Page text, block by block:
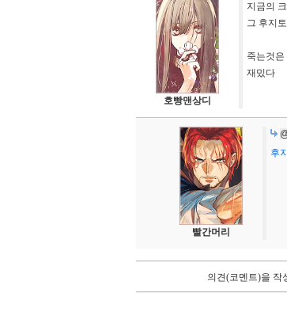
호빵맨상디
지금의
그 후지
죽는것은
재밌다
빨간머리
후
의견(코멘트)을 작